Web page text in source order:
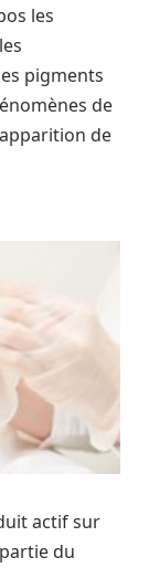
les
pigments
de
de
actif sur
du